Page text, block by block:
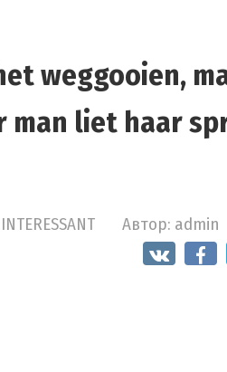
weggooien,
liet haar
INTERESSANT Автор: admin